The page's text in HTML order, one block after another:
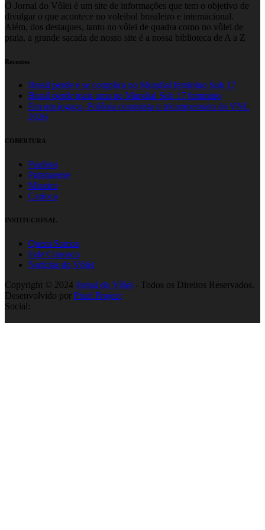
O Jornal do Vôlei é um site de informações que tem o objetivo de
divulgar o que acontece no voleibol brasileiro e internacional.
Além, dos destaques, tanto no vôlei de quadra como no vôlei de
praia, a grande sacada de nosso site é a nossa biblioteca de A a Z
Recentes
Brasil perde e se complica no Mundial feminino Sub 17
Brasil perde mais uma no Mundial Sub 17 feminino
Em um jogaço, Polônia conquista o tricampeonato da VNL
2026
COBERTURA
Paulista
Paranaense
Mineiro
Carioca
INSTITUCIONAL
Quem Somos
Fale Conosco
Notícias do Vôlei
Copyright © 2024 Jornal do Vôlei - Todos os Direitos Reservados.
Desenvolvido por Pixel Project
Social: